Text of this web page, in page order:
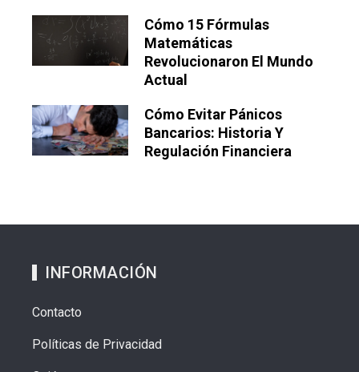
Cómo 15 Fórmulas
Matemáticas
Revolucionaron El Mundo
Actual
Cómo Evitar Pánicos
Bancarios: Historia Y
Regulación Financiera
INFORMACIÓN
Contacto
Políticas de Privacidad